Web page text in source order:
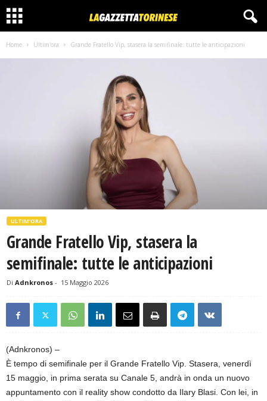
Home Ultim'ora Grande Fratello Vip, stasera la semifinale: tutte le anticipazioni
ULTIM'ORA
Grande Fratello Vip, stasera la
semifinale: tutte le anticipazioni
Di Adnkronos - 15 Maggio 2026
(Adnkronos) –
È tempo di semifinale per il Grande Fratello Vip. Stasera, venerdì
15 maggio, in prima serata su Canale 5, andrà in onda un nuovo
appuntamento con il reality show condotto da Ilary Blasi. Con lei, in